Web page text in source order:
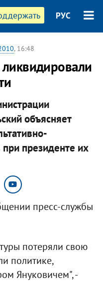
РУС
, 16:48
объясняет
президенте их
пресс-службы
потеряли свою
политике,
Януковичем", -